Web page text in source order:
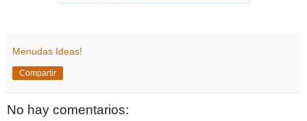
Menudas Ideas!
Compartir
No hay comentarios: